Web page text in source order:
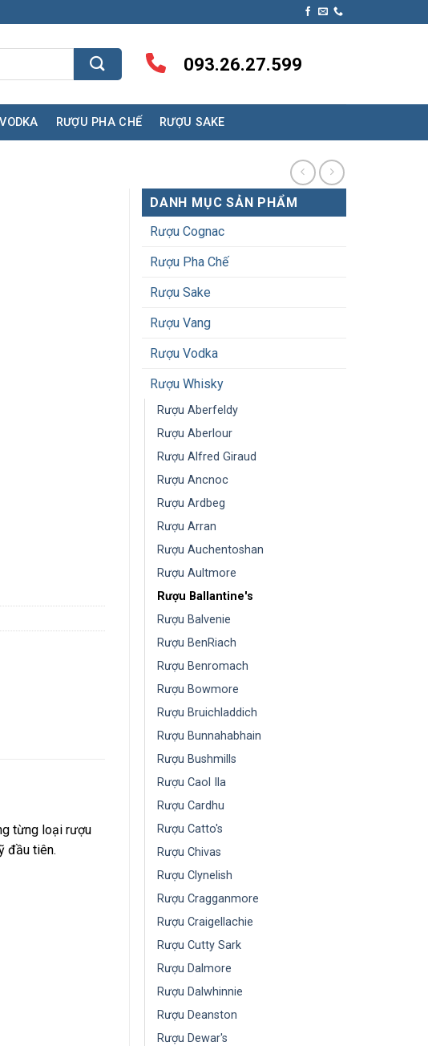
093.26.27.599
RƯỢU PHA CHẾ RƯỢU SAKE
DANH MỤC SẢN PHẨM
Rượu Cognac
Rượu Pha Chế
Rượu Sake
Rượu Vang
Rượu Vodka
Rượu Whisky
Rượu Aberfeldy
Rượu Aberlour
Rượu Alfred Giraud
Rượu Ancnoc
Rượu Ardbeg
Rượu Arran
Rượu Auchentoshan
Rượu Aultmore
Rượu Ballantine's
Rượu Balvenie
Rượu BenRiach
Rượu Benromach
Rượu Bowmore
Rượu Bruichladdich
Rượu Bunnahabhain
Rượu Bushmills
Rượu Caol Ila
Rượu Cardhu
Rượu Catto's
Rượu Chivas
Rượu Clynelish
Rượu Cragganmore
Rượu Craigellachie
Rượu Cutty Sark
Rượu Dalmore
Rượu Dalwhinnie
Rượu Deanston
Rượu Dewar's
từng loại rượu
đầu tiên.